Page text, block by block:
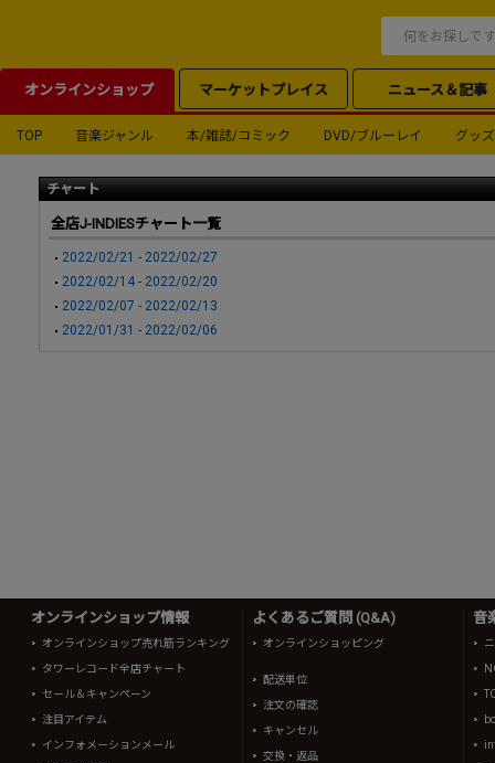
オンラインショップ マーケットプレイス ニュース＆記事
TOP 音楽ジャンル 本/雑誌/コミック DVD/ブルーレイ グッズ
チャート
全店J-INDIESチャート一覧
2022/02/21 - 2022/02/27
2022/02/14 - 2022/02/20
2022/02/07 - 2022/02/13
2022/01/31 - 2022/02/06
オンラインショップ情報
オンラインショップ売れ筋ランキング
タワーレコード全店チャート
セール＆キャンペーン
注目アイテム
インフォメーションメール
よくあるご質問 (Q&A)
オンラインショッピング
配送単位
注文の確認
キャンセル
交換・返品
音